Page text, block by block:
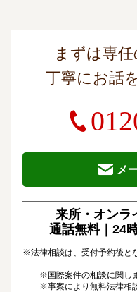
まずは専
丁寧にお話
メ
来所・オンラ
通話無料｜24
※法律相談は、受付予約後と
※国際案件の相談に関し
※事案により無料法律相